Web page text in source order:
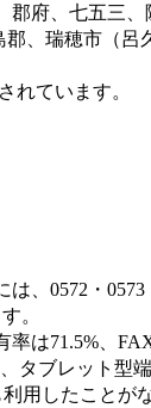
府、七五三
、瑞穂市（呂
れています。
、0572・0573
。
は71.5%、
タブレット型
用したことが